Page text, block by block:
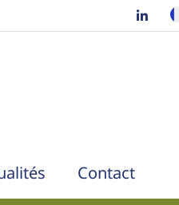
Contact